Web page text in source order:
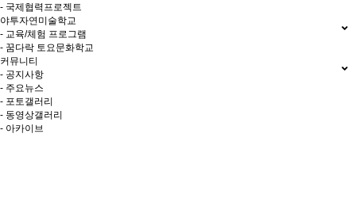
- 국제협력프로젝트
야투자연미술학교
- 교육/체험 프로그램
- 꿈다락 토요문화학교
커뮤니티
- 공지사항
- 주요뉴스
- 포토갤러리
- 동영상갤러리
- 아카이브